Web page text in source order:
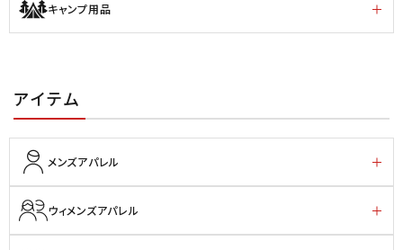
キャンプ用品
アイテム
メンズアパレル
ウィメンズアパレル